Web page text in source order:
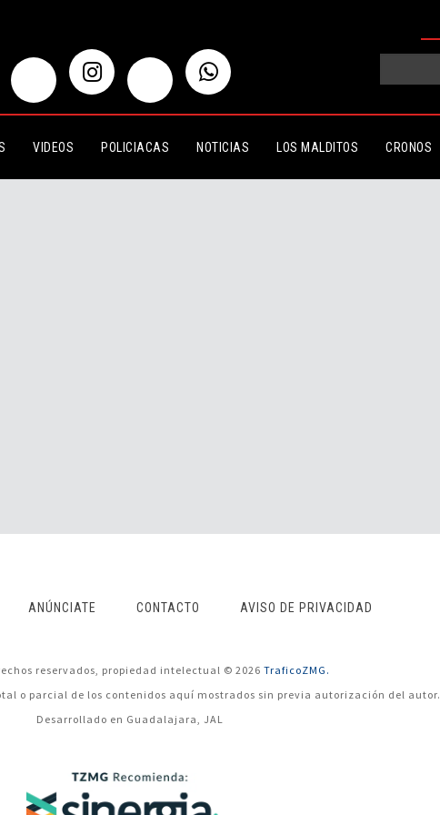
VIDEOS POLICIACAS NOTICIAS LOS MALDITOS CRONOS
ANÚNCIATE CONTACTO AVISO DE PRIVACIDAD
reservados, propiedad intelectual © 2026 TraficoZMG.
o parcial de los contenidos aquí mostrados sin previa autorización del autor.
Desarrollado en Guadalajara, JAL